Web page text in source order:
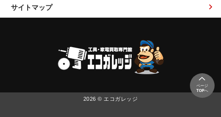
サイトマップ
2026 © エコガレッジ
ページ
TOPへ